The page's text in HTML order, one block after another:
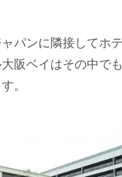
パンに隣接してホ
阪ベイはその中で
。